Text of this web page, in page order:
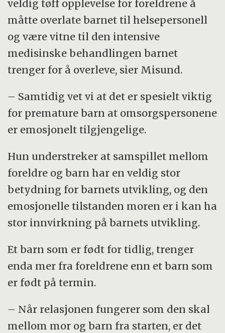
veldig tøff opplevelse for foreldrene å
måtte overlate barnet til helsepersonell
og være vitne til den intensive
medisinske behandlingen barnet
trenger for å overleve, sier Misund.
– Samtidig vet vi at det er spesielt viktig
for premature barn at omsorgspersonene
er emosjonelt tilgjengelige.
Hun understreker at samspillet mellom
foreldre og barn har en veldig stor
betydning for barnets utvikling, og den
emosjonelle tilstanden moren er i kan ha
stor innvirkning på barnets utvikling.
Et barn som er født for tidlig, trenger
enda mer fra foreldrene enn et barn som
er født på termin.
– Når relasjonen fungerer som den skal
mellom mor og barn fra starten, er det